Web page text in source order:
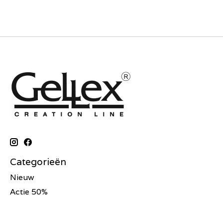
Categorieën
Nieuw
Actie 50%